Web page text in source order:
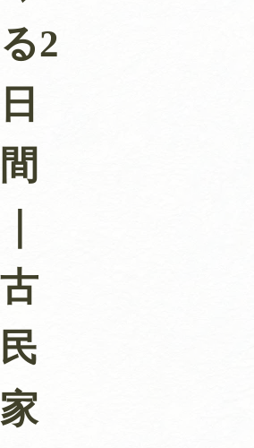
る2
日
間
古
民
家